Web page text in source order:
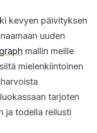
kevyen päivityksen
uuden
mallin meille
mielenkiintoinen
tarjoten
ja todella reilusti